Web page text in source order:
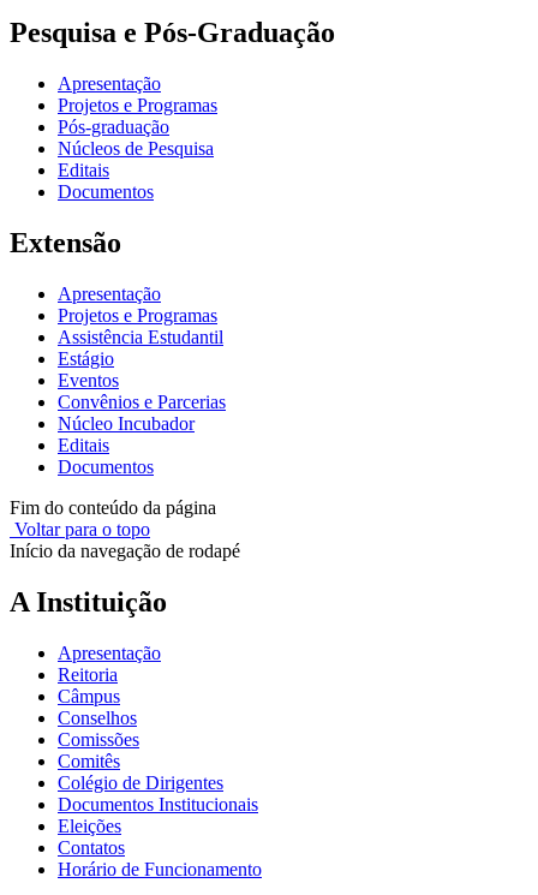
Pesquisa e Pós-Graduação
Apresentação
Projetos e Programas
Pós-graduação
Núcleos de Pesquisa
Editais
Documentos
Extensão
Apresentação
Projetos e Programas
Assistência Estudantil
Estágio
Eventos
Convênios e Parcerias
Núcleo Incubador
Editais
Documentos
Fim do conteúdo da página
Voltar para o topo
Início da navegação de rodapé
A Instituição
Apresentação
Reitoria
Câmpus
Conselhos
Comissões
Comitês
Colégio de Dirigentes
Documentos Institucionais
Eleições
Contatos
Horário de Funcionamento